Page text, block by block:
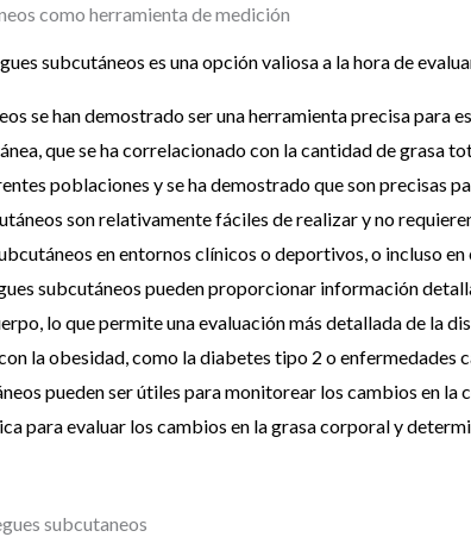
como herramienta de medición
subcutáneos es una opción valiosa a la hora de
se han demostrado ser una herramienta precisa para
que se ha correlacionado con la cantidad de grasa
poblaciones y se ha demostrado que son precisas
son relativamente fáciles de realizar y no
en entornos clínicos o deportivos, o incluso
subcutáneos pueden proporcionar información
lo que permite una evaluación más detallada de la
la obesidad, como la diabetes tipo 2 o enfermedades
pueden ser útiles para monitorear los cambios en
para evaluar los cambios en la grasa corporal y
subcutaneos